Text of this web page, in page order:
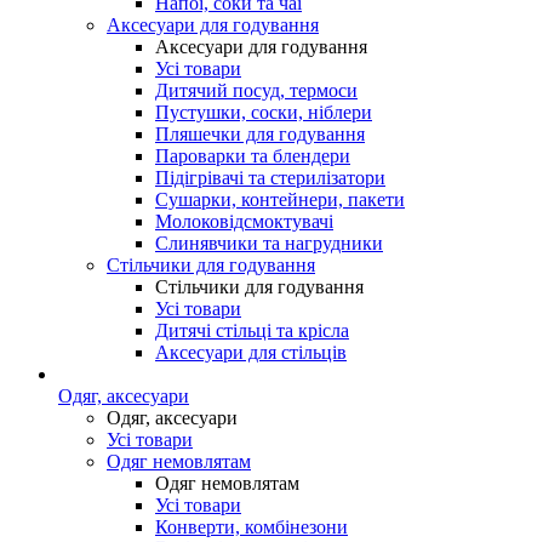
Аксесуари для годування
Аксесуари для годування
Усі товари
Дитячий посуд, термоси
Пустушки, соски, ніблери
Пляшечки для годування
Пароварки та блендери
Підігрівачі та стерилізатори
Сушарки, контейнери, пакети
Молоковідсмоктувачі
Слинявчики та нагрудники
Стільчики для годування
Стільчики для годування
Усі товари
Дитячі стільці та крісла
Аксесуари для стільців
Одяг, аксесуари
Одяг, аксесуари
Усі товари
Одяг немовлятам
Одяг немовлятам
Усі товари
Конверти, комбінезони